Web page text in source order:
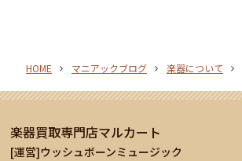
HOME マニアックブログ 楽器について
楽器買取専門店マルカート
[運営]ウッシュボーンミュージック